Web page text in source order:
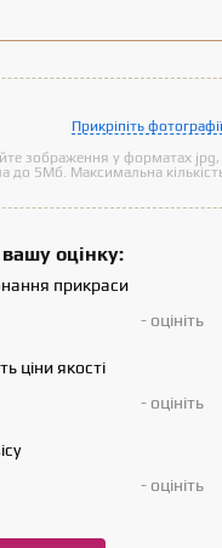
Прикріпіть фотографії
зображення у форматах
до 5Мб. Максимальна
оцінку:
прикраси
- оцініть
ціни якості
- оцініть
- оцініть